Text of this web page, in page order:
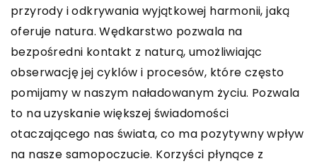
przyrody i odkrywania wyjątkowej harmonii, jaką
oferuje natura. Wędkarstwo pozwala na
bezpośredni kontakt z naturą, umożliwiając
obserwację jej cyklów i procesów, które często
pomijamy w naszym naładowanym życiu. Pozwala
to na uzyskanie większej świadomości
otaczającego nas świata, co ma pozytywny wpływ
na nasze samopoczucie. Korzyści płynące z